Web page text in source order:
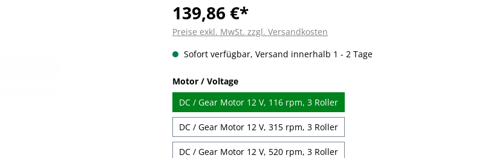
139,86 €*
Preise exkl. MwSt. zzgl. Versandkosten
Sofort verfügbar, Versand innerhalb 1 - 2 Tage
Motor / Voltageauswählen
DC / Gear Motor 12 V, 116 rpm, 3 Roller
DC / Gear Motor 12 V, 315 rpm, 3 Roller
DC / Gear Motor 12 V, 520 rpm, 3 Roller